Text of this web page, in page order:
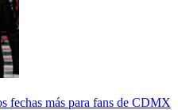
fechas más para fans de CDMX